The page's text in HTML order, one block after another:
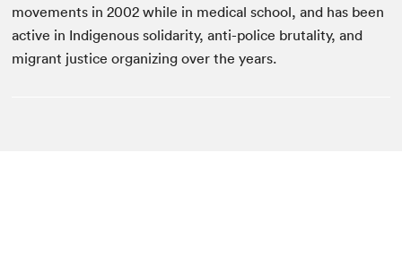
movements in 2002 while in medical school, and has been
active in Indigenous solidarity, anti-police brutality, and
migrant justice organizing over the years.